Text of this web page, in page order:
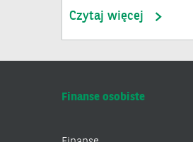
Czytaj więcej
Finanse osobiste